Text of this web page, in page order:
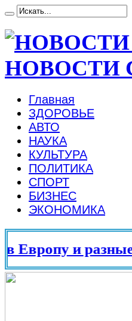
НОВОСТИ
Главная
ЗДОРОВЬЕ
АВТО
НАУКА
КУЛЬТУРА
ПОЛИТИКА
СПОРТ
БИЗНЕС
ЭКОНОМИКА
и разные